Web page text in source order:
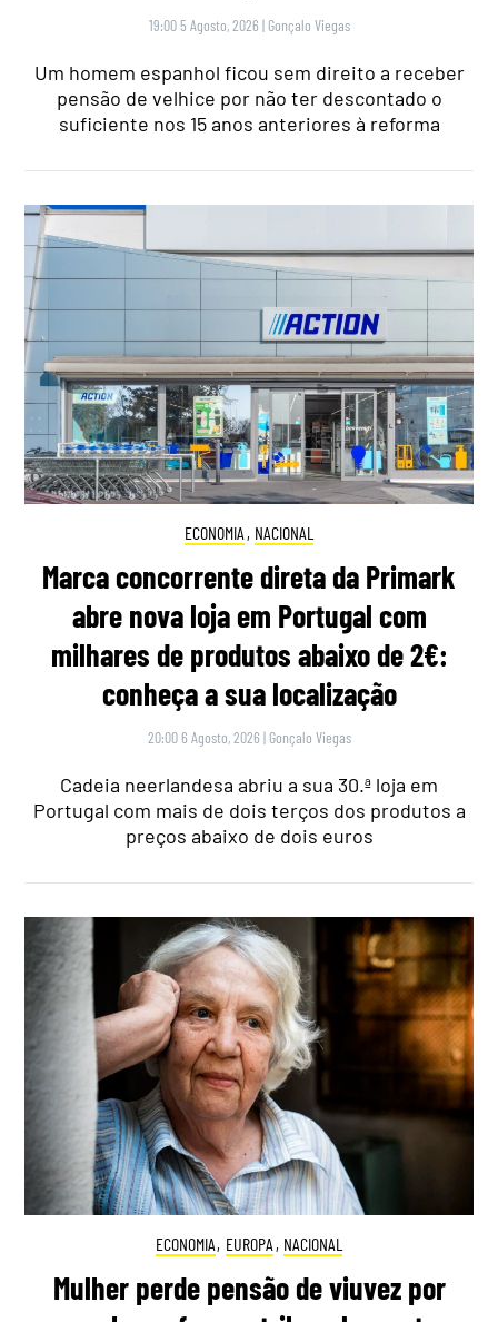
19:00 5 Agosto, 2026 | Gonçalo Viegas
Um homem espanhol ficou sem direito a receber
pensão de velhice por não ter descontado o
suficiente nos 15 anos anteriores à reforma
ECONOMIA , NACIONAL
Marca concorrente direta da Primark
abre nova loja em Portugal com
milhares de produtos abaixo de 2€:
conheça a sua localização
20:00 6 Agosto, 2026 | Gonçalo Viegas
Cadeia neerlandesa abriu a sua 30.ª loja em
Portugal com mais de dois terços dos produtos a
preços abaixo de dois euros
ECONOMIA, EUROPA , NACIONAL
Mulher perde pensão de viuvez por